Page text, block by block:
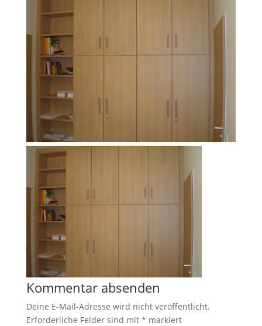
Kommentar absenden
Deine E-Mail-Adresse wird nicht veröffentlicht.
Erforderliche Felder sind mit * markiert